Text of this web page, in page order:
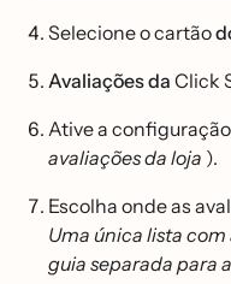
Selecione o cartão
Avaliações da Click
Ative a configuração
avaliações da loja ).
Escolha onde as
Uma única lista
guia separada para